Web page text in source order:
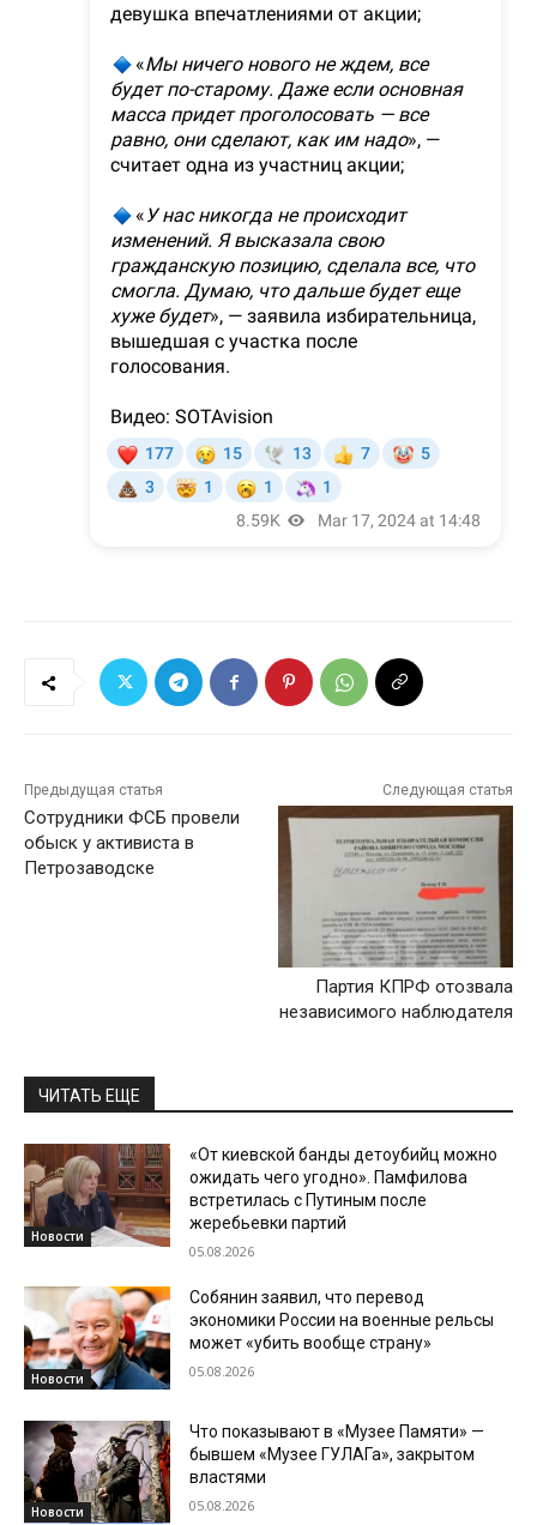
Предыдущая статья
Сотрудники ФСБ провели
обыск у активиста в
Петрозаводске
Следующая статья
Партия КПРФ отозвала
независимого наблюдателя
ЧИТАТЬ ЕЩЕ
Новости
«От киевской банды детоубийц можно
ожидать чего угодно». Памфилова
встретилась с Путиным после
жеребьевки партий
05.08.2026
Новости
Собянин заявил, что перевод
экономики России на военные рельсы
может «убить вообще страну»
05.08.2026
Новости
Что показывают в «Музее Памяти» —
бывшем «Музее ГУЛАГа», закрытом
властями
05.08.2026